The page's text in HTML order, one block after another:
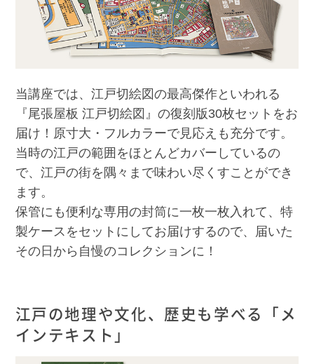
当講座では、江戸切絵図の最高傑作といわれる
『尾張屋板 江戸切絵図』の復刻版30枚セットをお
届け！原寸大・フルカラーで見応えも充分です。
当時の江戸の範囲をほとんどカバーしているの
で、江戸の街を隅々まで味わい尽くすことができ
ます。
保管にも便利な専用の封筒に一枚一枚入れて、特
製ケースをセットにしてお届けするので、届いた
その日から自慢のコレクションに！
江戸の地理や文化、歴史も学べる「メ
インテキスト」